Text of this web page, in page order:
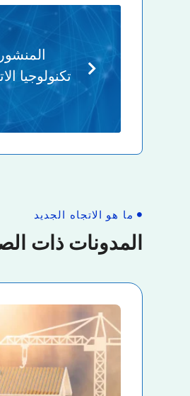
تكنولوجيا
ما هو الاتجاه الجديد
المدونات ذات